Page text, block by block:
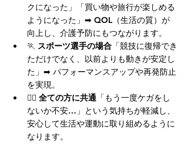
クになった」「買い物や旅行が楽しめる
ようになった」➡ QOL（生活の質）が
向上し、介護予防にもつながります。
🏃 スポーツ選手の場合 「競技に復帰でき
ただけでなく、以前よりも動きが安定し
た」➡ パフォーマンスアップや再発防止
を実現。
👨‍⚕️ 全ての方に共通 「もう一度ケガをし
ないか不安…」という気持ちが軽減し、
安心して生活や運動に取り組めるように
なります。